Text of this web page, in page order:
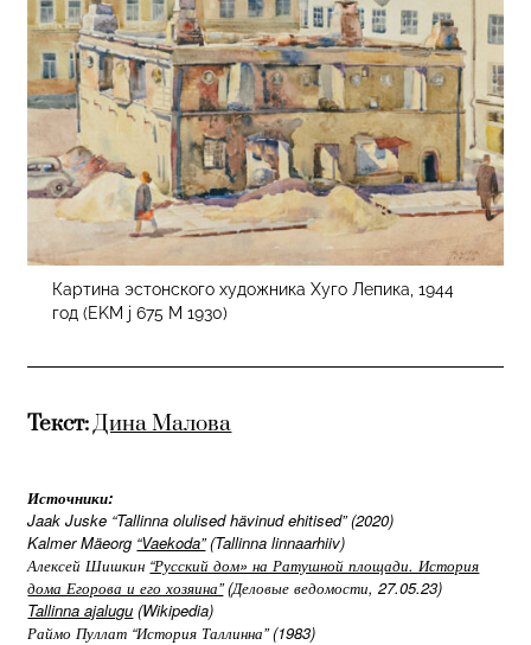
Картина эстонского художника Хуго Лепика, 1944
год (EKM j 675 M 1930)
Текст:Дина Малова
Источники:
Jaak Juske “Tallinna olulised hävinud ehitised” (2020)
Kalmer Mäeorg “Vaekoda”(Tallinna linnaarhiiv)
Алексей Шишкин “Русский дом» на Ратушной площади. История
дома Егорова и его хозяина”(Деловые ведомости, 27.05.23)
Tallinna ajalugu (Wikipedia)
Раймо Пуллат “История Таллинна” (1983)